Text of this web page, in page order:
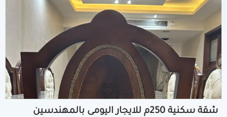
شقة سكنية 250م للايجار اليومى بالمهندسين